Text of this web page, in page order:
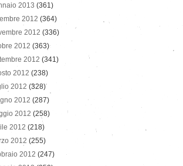
2013 (361)
2012 (364)
2012 (336)
2012 (363)
2012 (341)
2012 (238)
2012 (328)
2012 (287)
2012 (258)
2012 (218)
2012 (255)
2012 (247)